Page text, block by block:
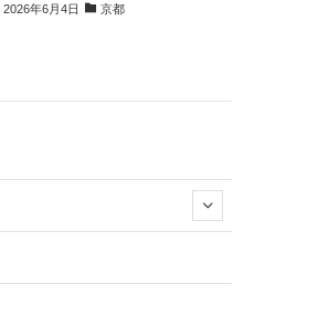
2026年6月4日 京都